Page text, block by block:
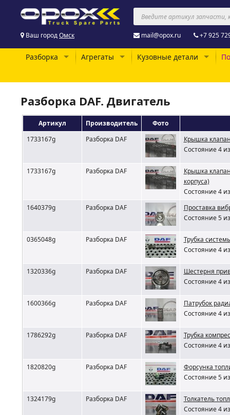
Ваш городОмск mail@opox.ru +7 925
Разборка Агрегаты Кузовные детали
Разборка DAF. Двигатель
Артикул Производитель
Фото
1733167g
Разборка DAF
Крышка
Состояние 4
1733167g Разборка DAF
Крышка
корпуса)
Состояние 4
1640379g
Разборка DAF
Проставка
Состояние 5
0365048g Разборка DAF
Трубка
Состояние 4
1320336g Разборка DAF
Шестерня
Состояние 4
1600366g Разборка DAF
Патрубок
Состояние 4
1786292g Разборка DAF
Трубка
Состояние 4
1820820g Разборка DAF
Форсунка
Состояние 5
1324179g Разборка DAF
Толкатель
Состояние 4